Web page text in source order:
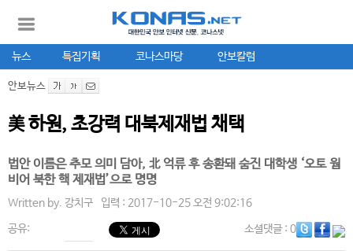
뉴스 특집기획 코나스마당 안보칼럼
안보뉴스
美 하원, 초강력 대북제재법 채택
법안 이름은 추모 의미 담아, 北 억류 후 송환돼 숨진 대학생 ‘오토 웜
비어 북한 핵 제재법’으로 명명
Written by. 강치구 입력 : 2017-10-25 오전 9:02:16
공유: 소셜댓글: 0